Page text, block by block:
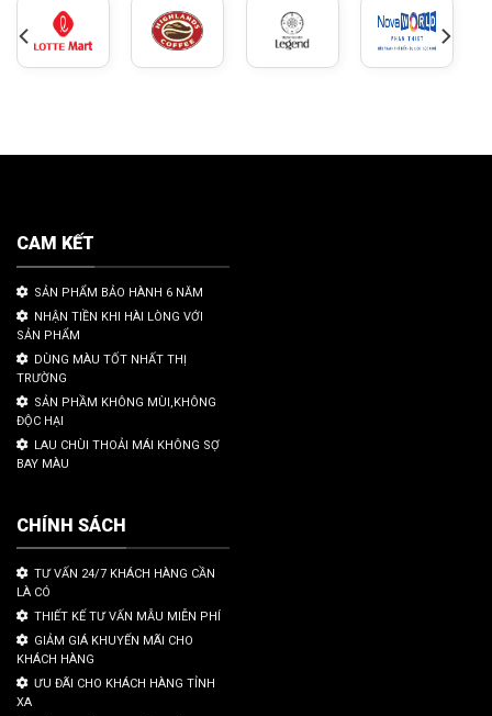
CAM KẾT
SẢN PHẨM BẢO HÀNH 6 NĂM
NHẬN TIỀN KHI HÀI LÒNG VỚI
SẢN PHẨM
DÙNG MÀU TỐT NHẤT THỊ
TRƯỜNG
SẢN PHẦM KHÔNG MÙI,KHÔNG
ĐỘC HẠI
LAU CHÙI THOẢI MÁI KHÔNG SỢ
BAY MÀU
CHÍNH SÁCH
TƯ VẤN 24/7 KHÁCH HÀNG CẦN
LÀ CÓ
THIẾT KẾ TƯ VẤN MẪU MIỄN PHÍ
GIẢM GIÁ KHUYẾN MÃI CHO
KHÁCH HÀNG
ƯU ĐÃI CHO KHÁCH HÀNG TỈNH
XA